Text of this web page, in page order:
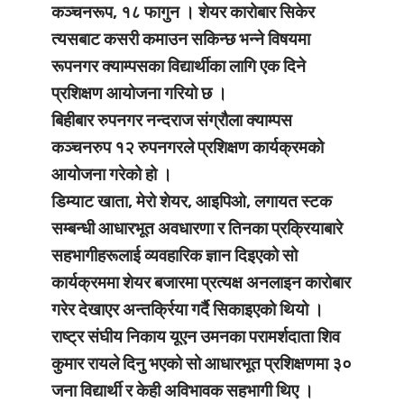
कञ्चनरूप, १८ फागुन । शेयर कारोबार सिकेर
त्यसबाट कसरी कमाउन सकिन्छ भन्ने विषयमा
रूपनगर क्याम्पसका विद्यार्थीका लागि एक दिने
प्रशिक्षण आयोजना गरियो छ ।
बिहीबार रुपनगर नन्दराज संग्रौला क्याम्पस
कञ्चनरुप १२ रुपनगरले प्रशिक्षण कार्यक्रमको
आयोजना गरेको हो ।
डिम्याट खाता, मेरो शेयर, आइपिओ, लगायत स्टक
सम्बन्धी आधारभूत अवधारणा र तिनका प्रक्रियाबारे
सहभागीहरूलाई व्यवहारिक ज्ञान दिइएको सो
कार्यक्रममा शेयर बजारमा प्रत्यक्ष अनलाइन कारोबार
गरेर देखाएर अन्तर्क्रिया गर्दै सिकाइएको थियो ।
राष्ट्र संघीय निकाय यूएन उमनका परामर्शदाता शिव
कुमार रायले दिनु भएको सो आधारभूत प्रशिक्षणमा ३०
जना विद्यार्थी र केही अविभावक सहभागी थिए ।